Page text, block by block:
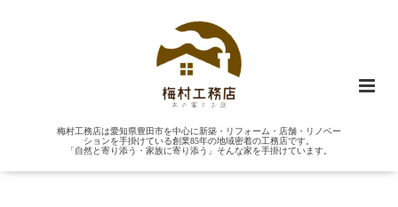
梅村工務店は愛知県豊田市を中心に新築・リフォーム・店舗・リノベー
ションを手掛けている創業85年の地域密着の工務店です。
「自然と寄り添う・家族に寄り添う」そんな家を手掛けています。